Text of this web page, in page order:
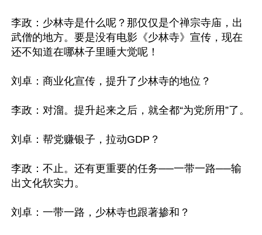
李政：少林寺是什么呢？那仅仅是个禅宗寺庙，出
武僧的地方。要是没有电影《少林寺》宣传，现在
还不知道在哪林子里睡大觉呢！
刘卓：商业化宣传，提升了少林寺的地位？
李政：对溜。提升起来之后，就全都“为党所用”了。
刘卓：帮党赚银子，拉动GDP？
李政：不止。还有更重要的任务──一带一路──输
出文化软实力。
刘卓：一带一路，少林寺也跟著掺和？